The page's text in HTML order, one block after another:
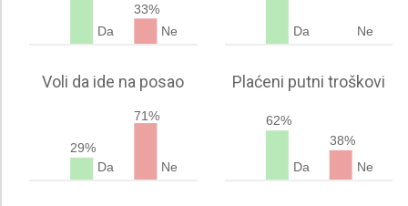
Da
33%
Ne Da Ne
Voli da ide na posao
29%
Da
71%
Ne
Plaćeni putni troškovi
62%
Da
38%
Ne